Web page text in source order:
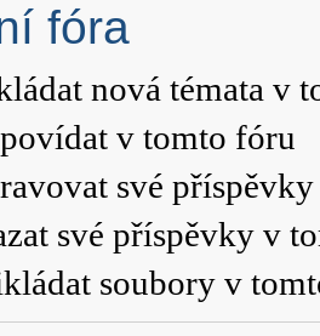
fóra
nová témata v
v tomto fóru
své
své příspěvky v
soubory v